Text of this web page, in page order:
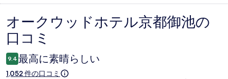
口
コ
ミ
オークウッドホテル京都御池の
口コミ
9.4 最高に素晴らしい
1,052 件の口コミ